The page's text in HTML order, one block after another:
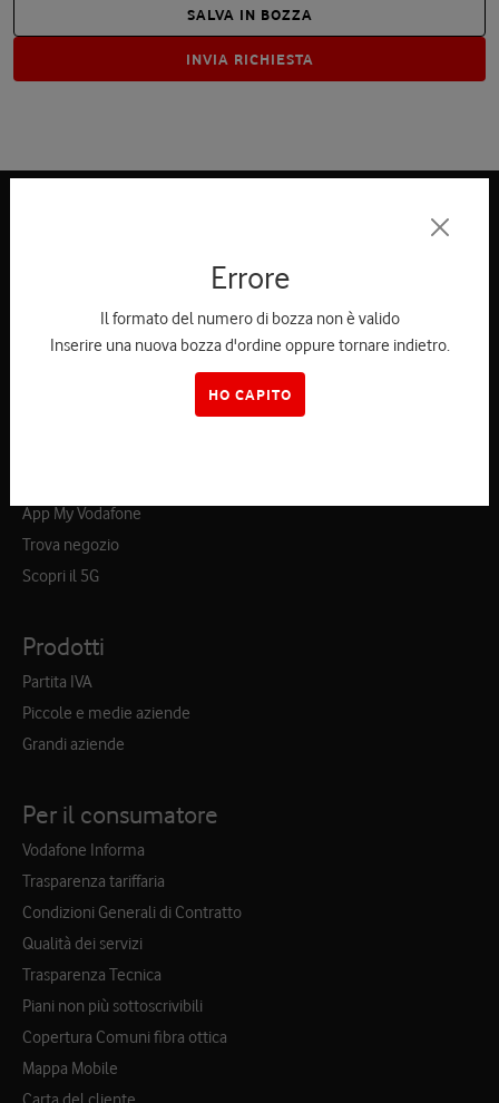
Errore
Il formato del numero di bozza non è valido
Inserire una nuova bozza d'ordine oppure tornare indietro.
HO CAPITO
SALVA IN BOZZA
INVIA RICHIESTA
App My Vodafone
Trova negozio
Scopri il 5G
Prodotti
Partita IVA
Piccole e medie aziende
Grandi aziende
Per il consumatore
Vodafone Informa
Trasparenza tariffaria
Condizioni Generali di Contratto
Qualità dei servizi
Trasparenza Tecnica
Piani non più sottoscrivibili
Copertura Comuni fibra ottica
Mappa Mobile